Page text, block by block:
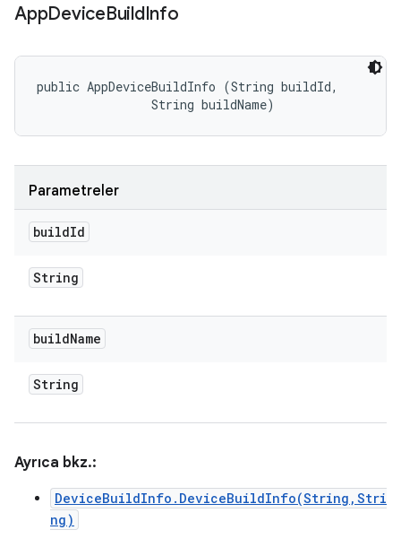
AppDeviceBuildInfo
public AppDeviceBuildInfo (String buildId,
                String buildName)
Parametreler
buildId
String
buildName
String
Ayrıca bkz.:
DeviceBuildInfo.DeviceBuildInfo(String,Stri
ng)